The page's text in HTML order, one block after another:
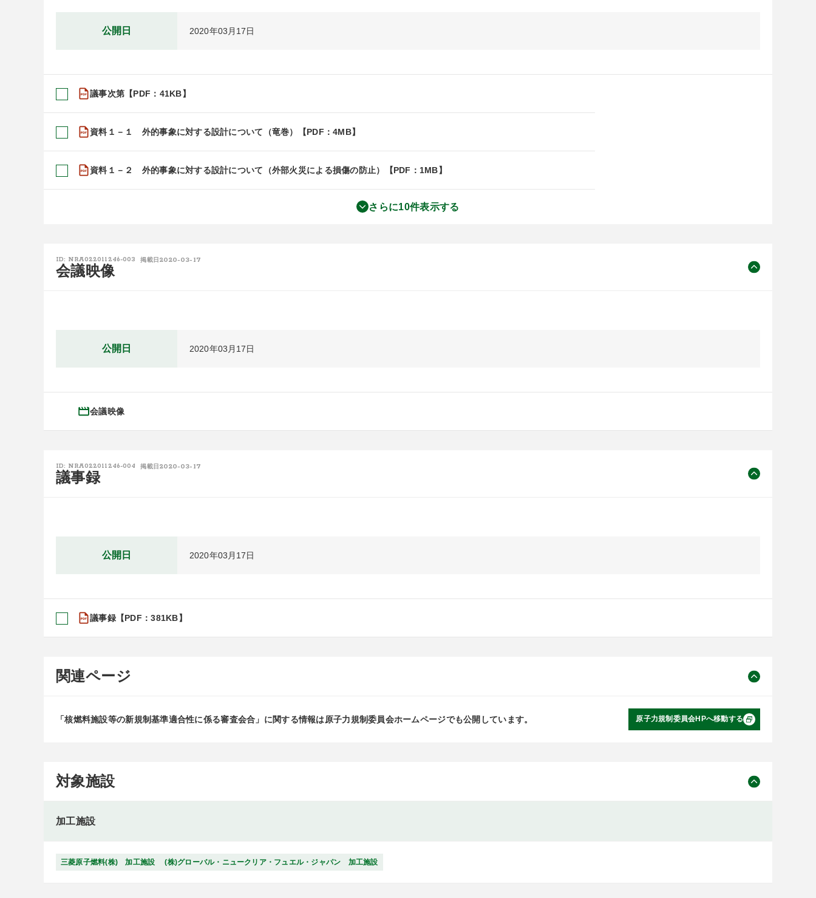
公開日 2020年03月17日
議事次第【PDF：41KB】
資料１－１ 外的事象に対する設計について（竜巻）【PDF：4MB】
資料１－２ 外的事象に対する設計について（外部火災による損傷の防止）【PDF：1MB】
さらに10件表示する
ID: NRA022011246-003 掲載日 2020-03-17
会議映像
公開日 2020年03月17日
会議映像
ID: NRA022011246-004 掲載日 2020-03-17
議事録
公開日 2020年03月17日
議事録【PDF：381KB】
関連ページ
「核燃料施設等の新規制基準適合性に係る審査会合」に関する情報は原子力規制委員会ホームページでも公開しています。 原子力規制委員会HPへ移動する
対象施設
加工施設
三菱原子燃料(株) 加工施設 (株)グローバル・ニュークリア・フュエル・ジャパン 加工施設